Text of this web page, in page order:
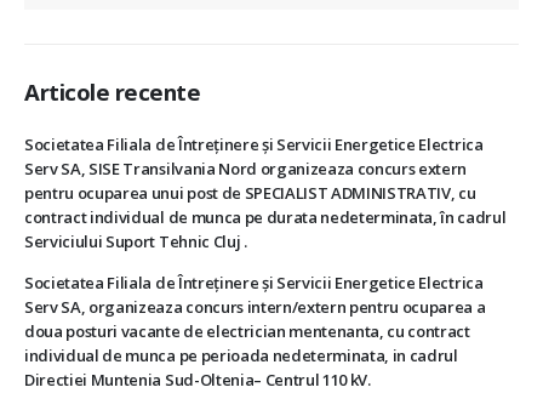
Articole recente
Societatea Filiala de Întreţinere şi Servicii Energetice Electrica
Serv SA, SISE Transilvania Nord organizeaza concurs extern
pentru ocuparea unui post de SPECIALIST ADMINISTRATIV, cu
contract individual de munca pe durata nedeterminata, în cadrul
Serviciului Suport Tehnic Cluj .
Societatea Filiala de Întreţinere şi Servicii Energetice Electrica
Serv SA, organizeaza concurs intern/extern pentru ocuparea a
doua posturi vacante de electrician mentenanta, cu contract
individual de munca pe perioada nedeterminata, in cadrul
Directiei Muntenia Sud-Oltenia– Centrul 110 kV.